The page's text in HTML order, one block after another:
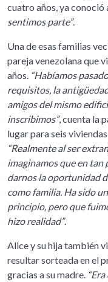
cuatro años, ya conoció
sentimos parte”.
Una de esas familias
pareja venezolana que
años. “Habíamos
requisitos, la
amigos del mismo
inscribimos”, cuenta la
lugar para seis
“Realmente al ser
imaginamos que en
darnos la oportunidad
como familia. Ha sido
principio, pero que
hizo realidad”.
Alice y su hija también
resultar sorteada en el
gracias a su madre.